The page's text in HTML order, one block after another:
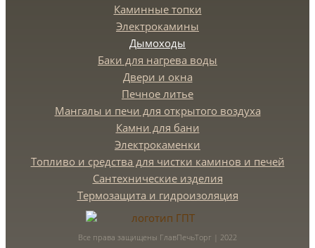
Каминные топки
Электрокамины
Дымоходы
Баки для нагрева воды
Двери и окна
Печное литье
Мангалы и печи для открытого воздуха
Камни для бани
Электрокаменки
Топливо и средства для чистки каминов и печей
Сантехнические изделия
Термозащита и гидроизоляция
Все права защищены ГлавПечьТорг | 2022